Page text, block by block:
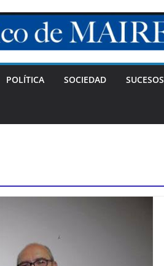
POLÍTICA SOCIEDAD SUCESOS